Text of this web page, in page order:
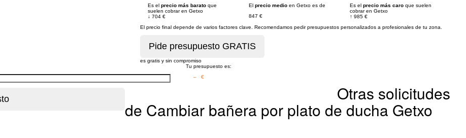
Es el precio más barato que
suelen cobrar en Getxo
↓ 704 €
El precio medio en Getxo es de
847 €
Es el precio más caro que suelen
cobrar en Getxo
↑ 985 €
El precio final depende de varios factores clave. Recomendamos pedir presupuestos personalizados a profesionales de tu zona.
es gratis y sin compromiso
Tu presupuesto es:
– €
Otras solicitudes
de Cambiar bañera por plato de ducha Getxo